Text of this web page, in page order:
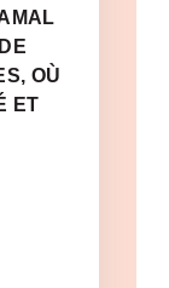
OÙ
ET